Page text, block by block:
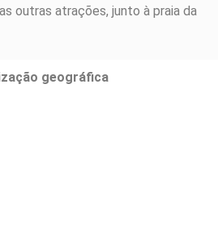
outras atrações, junto à praia da
geográfica